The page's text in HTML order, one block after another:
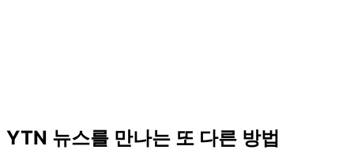
YTN 뉴스를 만나는 또 다른 방법